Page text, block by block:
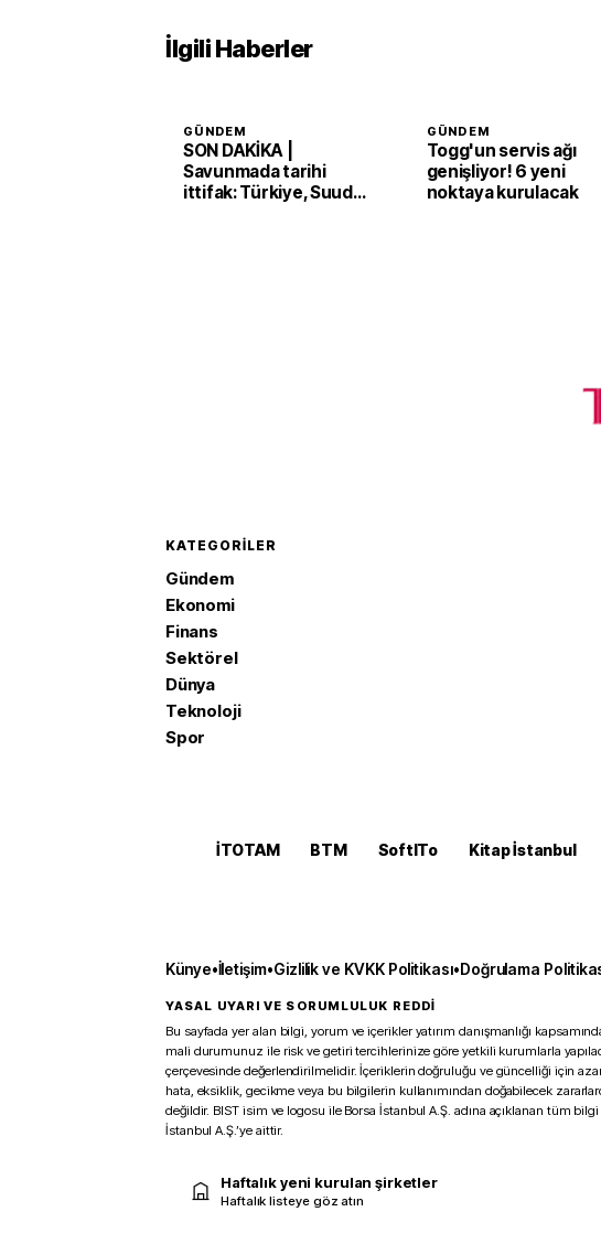
İlgili Haberler
GÜNDEM
SON DAKİKA |
Savunmada tarihi
ittifak: Türkiye, Suudi
GÜNDEM
Togg'un servis ağı
genişliyor! 6 yeni
noktaya kurulacak
KATEGORILER
Gündem
Ekonomi
Finans
Sektörel
Dünya
Teknoloji
Spor
İTOTAM BTM SoftITo Kitap İstanbul
Künye•İletişim•Gizlilik ve KVKK Politikası•Doğrulama
YASAL UYARI VE SORUMLULUK REDDİ
Bu sayfada yer alan bilgi, yorum ve içerikler yatırım danışmanlığı
mali durumunuz ile risk ve getiri tercihlerinize göre yetkili kurumlarla
çerçevesinde değerlendirilmelidir. İçeriklerin doğruluğu ve güncelliği için
hata, eksiklik, gecikme veya bu bilgilerin kullanımından doğabilecek
değildir. BIST isim ve logosu ile Borsa İstanbul A.Ş. adına açıklanan tüm
İstanbul A.Ş.’ye aittir.
Haftalık yeni kurulan şirketler
Haftalık listeye göz atın